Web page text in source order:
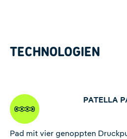
TECHNOLOGIEN
PATELLA
Pad mit vier genoppten